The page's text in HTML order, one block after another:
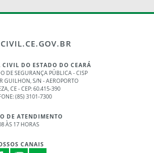
DO ESTADO DO CEARÁ
DE SEGURANÇA PÚBLICA - CISP
GUILHON, S/N - AEROPORTO
CE - CEP: 60.415-390
(85) 3101-7300
DE ATENDIMENTO
ÀS 17 HORAS
CANAIS